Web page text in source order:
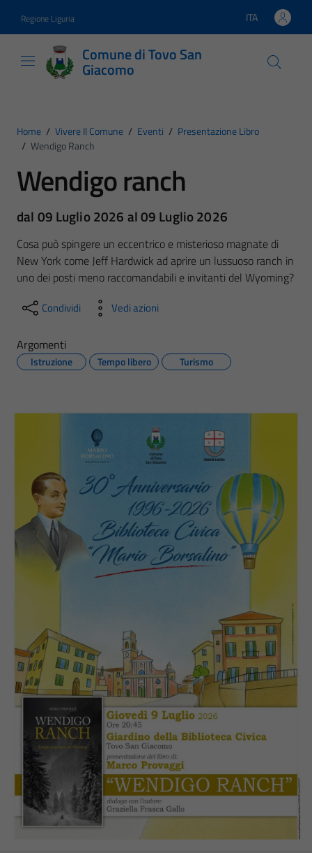
Regione Liguria Lingua attiva:
ITA
Comune di Tovo San
Giacomo
Home / Vivere Il Comune / Eventi / Presentazione Libro
/ Wendigo Ranch
Wendigo ranch
dal 09 Luglio 2026 al 09 Luglio 2026
Cosa può spingere un eccentrico e misterioso magnate di
New York come Jeff Hardwick ad aprire un lussuoso ranch in
uno dei posti meno raccomandabili e invitanti del Wyoming?
Condividi Vedi azioni
Argomenti
Istruzione Tempo libero Turismo